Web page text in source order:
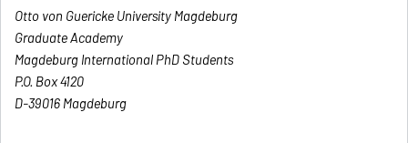
Otto von Guericke University Magdeburg
Graduate Academy
Magdeburg International PhD Students
P.O. Box 4120
D-39016 Magdeburg